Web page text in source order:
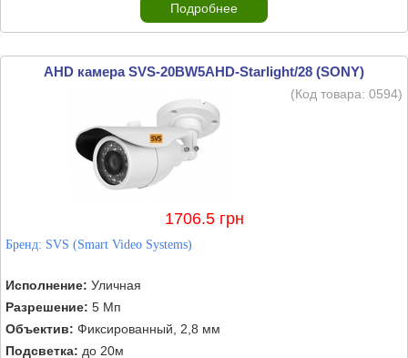
Подробнее
AHD камера SVS-20BW5AHD-Starlight/28 (SONY)
(Код товара: 0594)
1706.5 грн
Бренд: SVS (Smart Video Systems)
Исполнение: Уличная
Разрешение: 5 Мп
Объектив: Фиксированный, 2,8 мм
Подсветка: до 20м